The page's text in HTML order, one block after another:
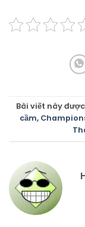
Bài viết này
cầm,